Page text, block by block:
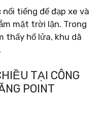
tiếng để đạp xe và
mặt trời lặn. Trong
thấy hố lửa, khu dã
TẠI CÔNG
POINT